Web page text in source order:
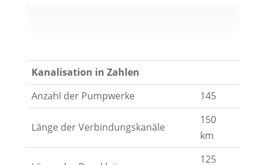
Kanalisation in Zahlen
Anzahl der Pumpwerke
145
Länge der Verbindungskanäle
150
km
125